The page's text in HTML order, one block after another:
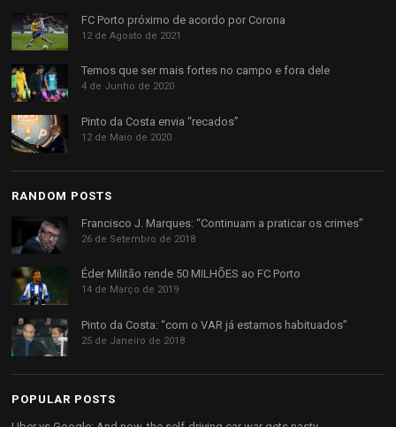
FC Porto próximo de acordo por Corona
12 de Agosto de 2021
Temos que ser mais fortes no campo e fora dele
4 de Junho de 2020
Pinto da Costa envia “recados”
12 de Maio de 2020
RANDOM POSTS
Francisco J. Marques: “Continuam a praticar os crimes”
26 de Setembro de 2018
Éder Militão rende 50 MILHÕES ao FC Porto
14 de Março de 2019
Pinto da Costa: “com o VAR já estamos habituados”
25 de Janeiro de 2018
POPULAR POSTS